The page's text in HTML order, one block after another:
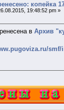
копейка
19:48:52 pm »
в Архив